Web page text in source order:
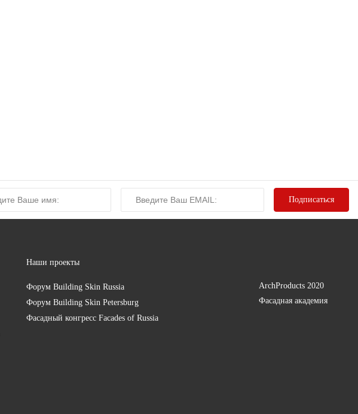
Наши проекты
ФорумBuilding Skin Russia
ФорумBuilding Skin Petersburg
Фасадный конгрессFacades of Russia
ArchProducts 2020
Фасадная академия